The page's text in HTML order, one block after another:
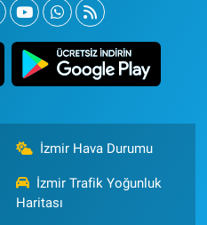
İzmir Hava Durumu
İzmir Trafik Yoğunluk
Haritası